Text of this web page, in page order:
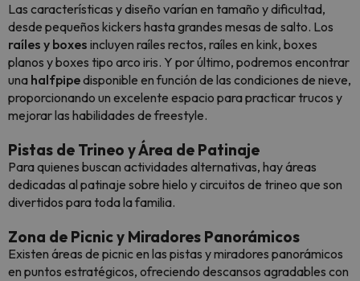
Las características y diseño varían en tamaño y dificultad,
desde pequeños kickers hasta grandes mesas de salto. Los
raíles y boxes incluyen raíles rectos, raíles en kink, boxes
planos y boxes tipo arco iris. Y por último, podremos encontrar
una halfpipedisponible en función de las condiciones de nieve,
proporcionando un excelente espacio para practicar trucos y
mejorar las habilidades de freestyle.
Pistas de Trineo y Área de Patinaje
Para quienes buscan actividades alternativas, hay áreas
dedicadas al patinaje sobre hielo y circuitos de trineo que son
divertidos para toda la familia.
Zona de Picnic y Miradores Panorámicos
Existen áreas de picnic en las pistas y miradores panorámicos
en puntos estratégicos, ofreciendo descansos agradables con